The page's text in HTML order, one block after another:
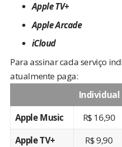
Apple TV+
Apple Arcade
iCloud
Para assinar cada serviço
atualmente paga:
Individual
Apple Music
R$‎ 16,90
Apple TV+
R$‎ 9,90